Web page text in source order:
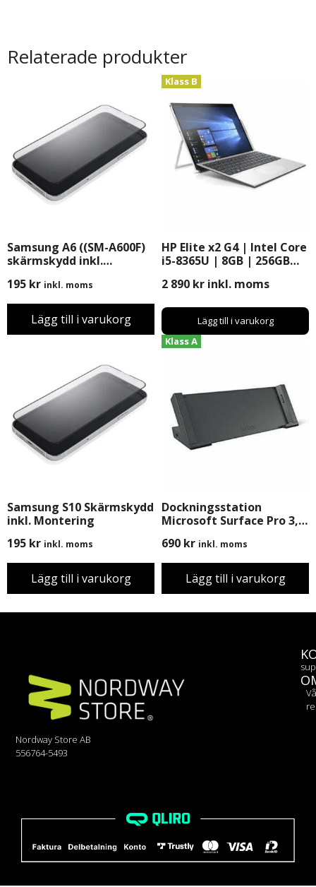
Relaterade produkter
Samsung A6 ((SM-A600F)
skärmskydd inkl.
195 kr inkl. moms
Lägg till i varukorg
HP Elite x2 G4 | Intel Core
i5-8365U | 8GB | 256GB
Pro
Klass B
2 890 kr inkl. moms
Lägg till i varukorg
Samsung S10 Skärmskydd
inkl. Montering
195 kr inkl. moms
Lägg till i varukorg
Dockningsstation
Microsoft Surface Pro 3,
Klass A
690 kr inkl. moms
Lägg till i varukorg
Nordway Store AB
556764-5493